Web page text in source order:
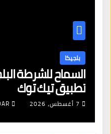
بلجيكا
السماح للشرطة
تطبيق تيك توك
7 أغسطس، 2026